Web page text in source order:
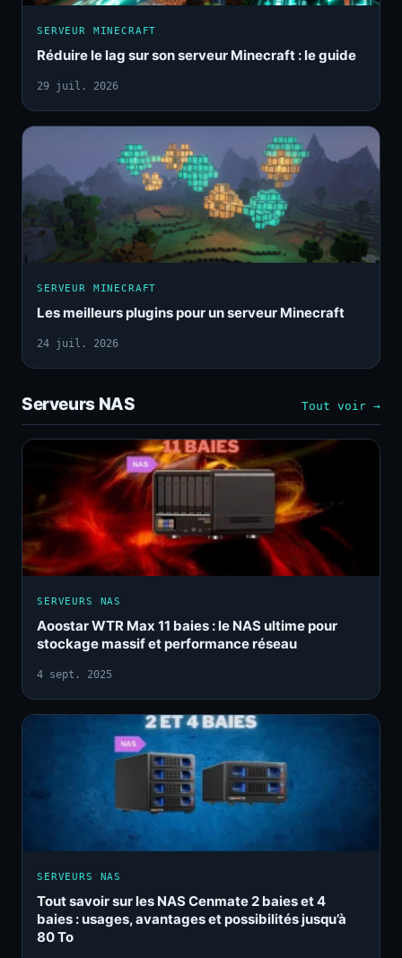
SERVEUR MINECRAFT
Réduire le lag sur son serveur Minecraft : le guide
29 juil. 2026
SERVEUR MINECRAFT
Les meilleurs plugins pour un serveur Minecraft
24 juil. 2026
Serveurs NAS Tout voir →
SERVEURS NAS
Aoostar WTR Max 11 baies : le NAS ultime pour
stockage massif et performance réseau
4 sept. 2025
SERVEURS NAS
Tout savoir sur les NAS Cenmate 2 baies et 4
baies : usages, avantages et possibilités jusqu’à
80 To